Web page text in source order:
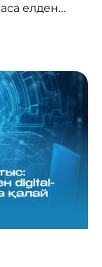
елден
шара.
Hubs